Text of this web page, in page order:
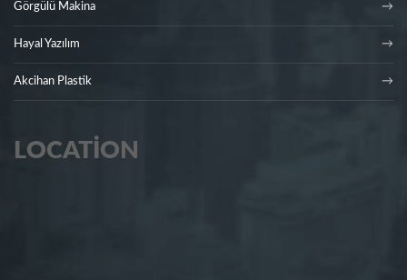
Görgülü Makina
Hayal Yazılım
Akcihan Plastik
LOCATION